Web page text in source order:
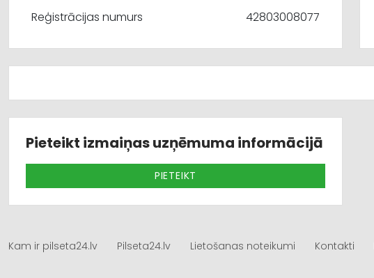
Reģistrācijas numurs
42803008077
Pieteikt izmaiņas uzņēmuma informācijā
PIETEIKT
Kam ir pilseta24.lv Pilseta24.lv Lietošanas noteikumi Kontakti